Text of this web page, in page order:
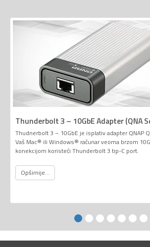
Thunderbolt 3 – 10GbE Adapter (QNA
Thudnerbolt 3 – 10GbE je isplativ adapter QNAP
Vaš Mac® ili Windows® računar veoma brzom
konekcijom koristeći Thunderbolt 3 tip-C port.
Opširnije...